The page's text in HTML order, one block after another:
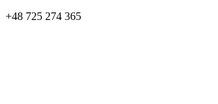
+48 725 274 365